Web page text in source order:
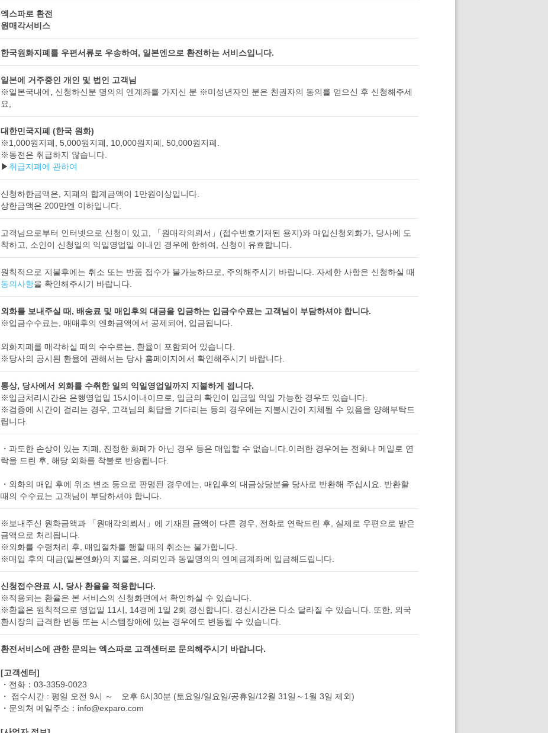
엑스파로 환전
원매각서비스
한국원화지폐를 우편서류로 우송하여, 일본엔으로 환전하는 서비스입니다.
일본에 거주중인 개인 및 법인 고객님
※일본국내에, 신청하신분 명의의 엔계좌를 가지신 분 ※미성년자인 분은 친권자의 동의를 얻으신 후 신청해주세
요,
대한민국지폐 (한국 원화)
※1,000원지폐, 5,000원지폐, 10,000원지폐, 50,000원지폐.
※동전은 취급하지 않습니다.
▶ 취급지폐에 관하여
신청하한금액은, 지폐의 합계금액이 1만원이상입니다.
상한금액은 200만엔 이하입니다.
고객님으로부터 인터넷으로 신청이 있고, 「원매각의뢰서」(접수번호기재된 용지)와 매입신청외화가, 당사에 도
착하고, 소인이 신청일의 익일영업일 이내인 경우에 한하여, 신청이 유효합니다.
원칙적으로 지불후에는 취소 또는 반품 접수가 불가능하므로, 주의해주시기 바랍니다. 자세한 사항은 신청하실 때
동의사항을 확인해주시기 바랍니다.
외화를 보내주실 때, 배송료 및 매입후의 대금을 입금하는 입금수수료는 고객님이 부담하셔야 합니다.
※입금수수료는, 매매후의 엔화금액에서 공제되어, 입금됩니다.
외화지폐를 매각하실 때의 수수료는, 환율이 포함되어 있습니다.
※당사의 공시된 환율에 관해서는 당사 홈페이지에서 확인해주시기 바랍니다.
통상, 당사에서 외화를 수취한 일의 익일영업일까지 지불하게 됩니다.
※입금처리시간은 은행영업일 15시이내이므로, 입금의 확인이 입금일 익일 가능한 경우도 있습니다.
※검증에 시간이 걸리는 경우, 고객님의 회답을 기다리는 등의 경우에는 지불시간이 지체될 수 있음을 양해부탁드
립니다.
・과도한 손상이 있는 지폐, 진정한 화폐가 아닌 경우 등은 매입할 수 없습니다.이러한 경우에는 전화나 메일로 연
락을 드린 후, 해당 외화를 착불로 반송됩니다.
・외화의 매입 후에 위조 변조 등으로 판명된 경우에는, 매입후의 대금상당분을 당사로 반환해 주십시요. 반환할
때의 수수료는 고객님이 부담하셔야 합니다.
※보내주신 원화금액과 「원매각의뢰서」에 기재된 금액이 다른 경우, 전화로 연락드린 후, 실제로 우편으로 받은
금액으로 처리됩니다.
※외화를 수령처리 후, 매입절차를 행할 때의 취소는 불가합니다.
※매입 후의 대금(일본엔화)의 지불은, 의뢰인과 동일명의의 엔예금계좌에 입금해드립니다.
신청접수완료 시, 당사 환율을 적용합니다.
※적용되는 환율은 본 서비스의 신청화면에서 확인하실 수 있습니다.
※환율은 원칙적으로 영업일 11시, 14경에 1일 2회 갱신합니다. 갱신시간은 다소 달라질 수 있습니다. 또한, 외국
환시장의 급격한 변동 또는 시스템장애에 있는 경우에도 변동될 수 있습니다.
환전서비스에 관한 문의는 엑스파로 고객센터로 문의해주시기 바랍니다.
[고객센터]
・전화：03-3359-0023
・ 접수시간 : 평일 오전 9시 ～ 오후 6시30분 (토요일/일요일/공휴일/12월 31일～1월 3일 제외)
・문의처 메일주소：info@exparo.com